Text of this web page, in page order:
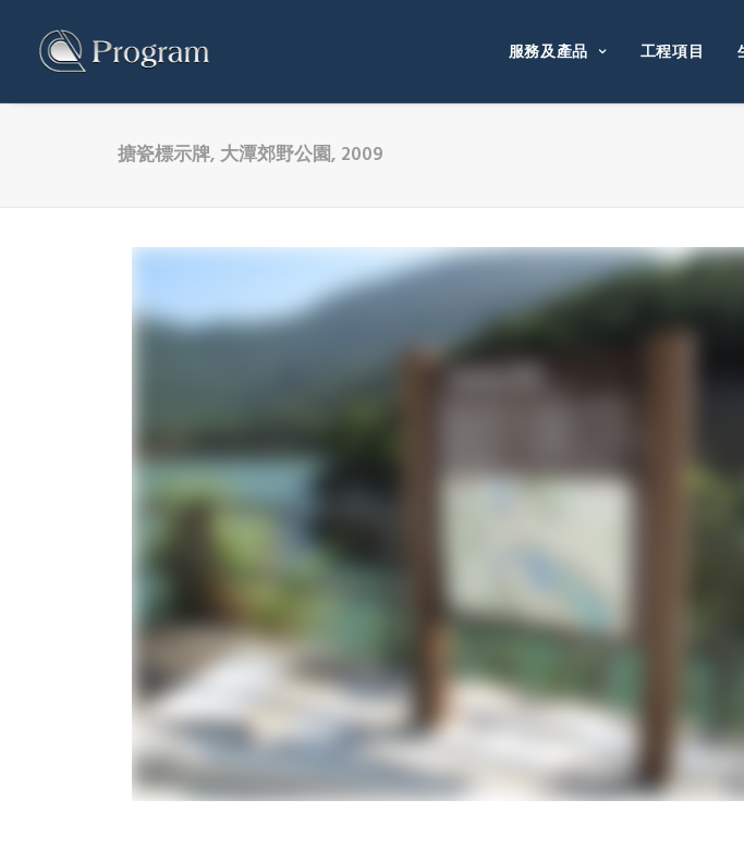
服務及產品 工程項目
搪瓷標示牌, 大潭郊野公園, 2009